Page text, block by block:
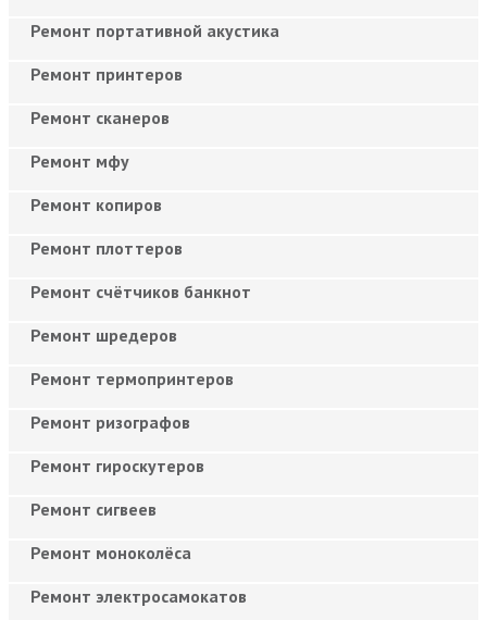
Ремонт портативной акустика
Ремонт принтеров
Ремонт сканеров
Ремонт мфу
Ремонт копиров
Ремонт плоттеров
Ремонт счётчиков банкнот
Ремонт шредеров
Ремонт термопринтеров
Ремонт ризографов
Ремонт гироскутеров
Ремонт сигвеев
Ремонт моноколёса
Ремонт электросамокатов